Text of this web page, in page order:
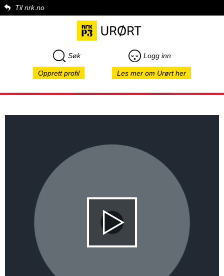
Til nrk.no
Søk Logg inn
Opprett profil Les mer om Urørt her